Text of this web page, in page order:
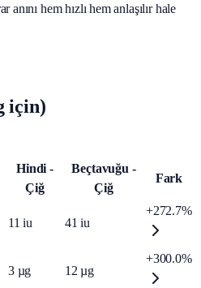
hem hızlı hem anlaşılır hale
için)
Hindi -
Çiğ
Beçtavuğu -
Çiğ
Fark
11 iu 41 iu
+272.7%
3 µg 12 µg
+300.0%